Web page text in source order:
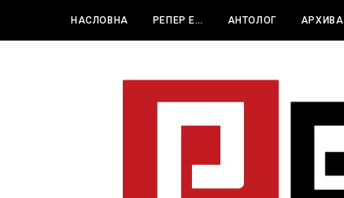
НАСЛОВНА РЕПЕР Е… АНТОЛОГ АРХИВА